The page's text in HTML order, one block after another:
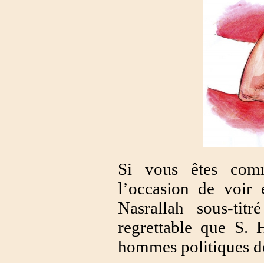
Si vous êtes
l’occasion de voir
Nasrallah sous-
regrettable que S.
hommes politiques